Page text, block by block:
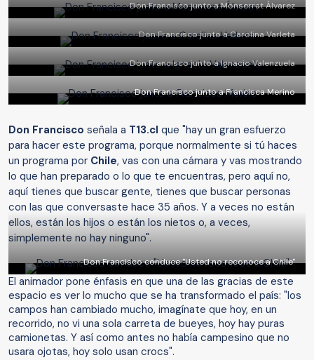
Don Francisco junto a Monserrat Álvarez
Don Francisco junto a Carolina Varleta
Don Francisco junto a Ignacio Valenzuela
Don Francisco junto a Francisca Merino
Don Francisco señala a T13.cl que "hay un gran esfuerzo
para hacer este programa, porque normalmente si tú haces
un programa por Chile, vas con una cámara y vas mostrando
lo que han preparado o lo que te encuentras, pero aquí no,
aquí tienes que buscar gente, tienes que buscar personas
con las que conversaste hace 35 años. Y a veces no están
ellos, están los hijos o están los nietos o, a veces,
simplemente no hay ninguno".
Don Francisco conduce "Usted no reconoce a Chile"
El animador pone énfasis en que una de las gracias de este
espacio es ver lo mucho que se ha transformado el país: "los
campos han cambiado mucho, imagínate que hoy, en un
recorrido, no vi una sola carreta de bueyes, hoy hay puras
camionetas. Y así como antes no había campesino que no
usara ojotas, hoy solo usan crocs".